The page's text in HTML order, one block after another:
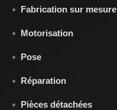
Fabrication sur mesure
Motorisation
Pose
Réparation
Pièces détachées